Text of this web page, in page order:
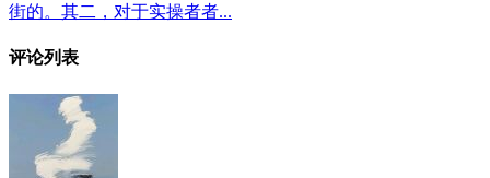
街的。其二，对于实操者者...
评论列表